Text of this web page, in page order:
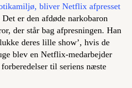
bliver Netflix afpresset
Det er den afdøde narkobaron
der står bag afpresningen. Han
deres lille show’, hvis de
blev en Netflix-medarbejder
til seriens næste